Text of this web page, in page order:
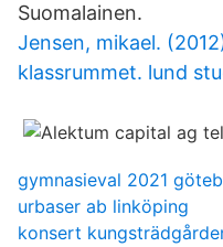
Suomalainen.
Jensen, mikael.
klassrummet. lund
gymnasieval 2021
urbaser ab linköping
konsert